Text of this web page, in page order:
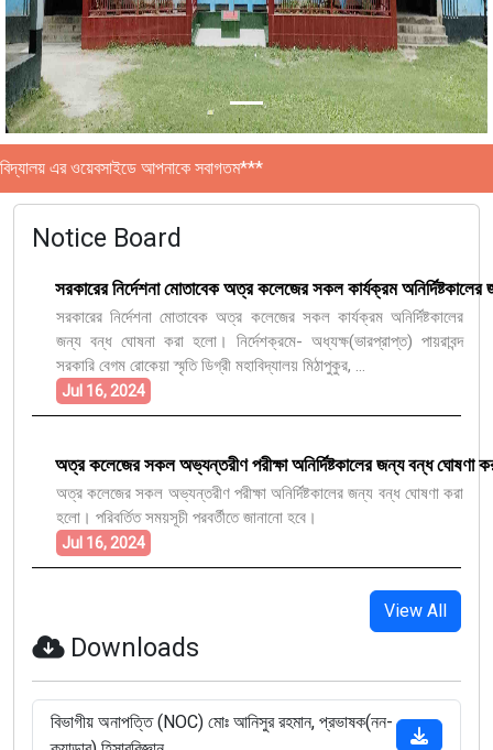
এর ওয়েবসাইডে আপনাকে সবাগতম***
Notice Board
সরকারের নির্দেশনা মোতাবেক অত্র কলেজের সকল কার্যক্রম
সরকারের নির্দেশনা মোতাবেক অত্র কলেজের সকল কার্যক্রম অনির্দিষ্টকালের
জন্য বন্ধ ঘোষনা করা হলো। নির্দেশক্রমে- অধ্যক্ষ(ভারপ্রাপ্ত) পায়রাবন্দ
সরকারি বেগম রোকেয়া স্মৃতি ডিগ্রী মহাবিদ্যালয় মিঠাপুকুর, ...
Jul 16, 2024
অত্র কলেজের সকল অভ্যন্তরীণ পরীক্ষা অনির্দিষ্টকালের জন্য বন্ধ ঘোষণা
অত্র কলেজের সকল অভ্যন্তরীণ পরীক্ষা অনির্দিষ্টকালের জন্য বন্ধ ঘোষণা করা
হলো। পরিবর্তিত সময়সূচী পরবর্তীতে জানানো হবে।
Jul 16, 2024
View All
Downloads
বিভাগীয় অনাপত্তি (NOC) মোঃ আনিসুর রহমান, প্রভাষক(নন-